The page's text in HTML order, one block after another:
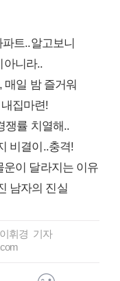
파트..알고보니
아니라..
매일 밤 즐거워
집마련!
쟁률 치열해..
비결이..충격!
운이 달라지는 이유
남자의 진실
휘경 기자